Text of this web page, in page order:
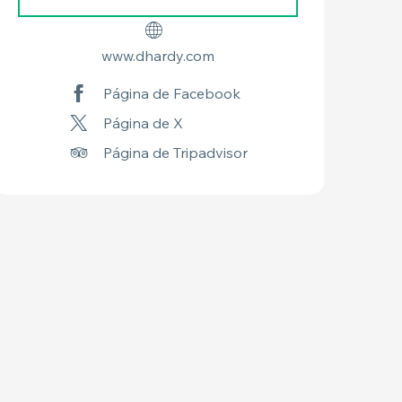
www.dhardy.com
Página de Facebook
Página de X
Página de Tripadvisor